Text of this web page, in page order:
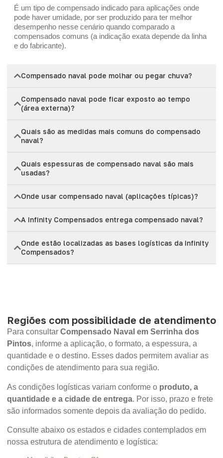
É um tipo de compensado indicado para aplicações onde
pode haver umidade, por ser produzido para ter melhor
desempenho nesse cenário quando comparado a
compensados comuns (a indicação exata depende da linha
e do fabricante).
Compensado naval pode molhar ou pegar chuva?
Compensado naval pode ficar exposto ao tempo
(área externa)?
Quais são as medidas mais comuns do compensado
naval?
Quais espessuras de compensado naval são mais
usadas?
Onde usar compensado naval (aplicações típicas)?
A Infinity Compensados entrega compensado naval?
Onde estão localizadas as bases logísticas da Infinity
Compensados?
Regiões com possibilidade de atendimento
Para consultar Compensado Naval em Serrinha dos
Pintos, informe a aplicação, o formato, a espessura, a
quantidade e o destino. Esses dados permitem avaliar as
condições de atendimento para sua região.
As condições logísticas variam conforme o produto, a
quantidade e a cidade de entrega. Por isso, prazo e frete
são informados somente depois da avaliação do pedido.
Consulte abaixo os estados e cidades contemplados em
nossa estrutura de atendimento e logística: